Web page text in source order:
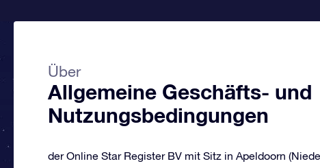
Über
Allgemeine Geschäfts- und
Nutzungsbedingungen
der Online Star Register BV mit Sitz in Apeldoorn